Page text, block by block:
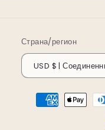
Страна/регион
USD $ |
Способы
оплаты